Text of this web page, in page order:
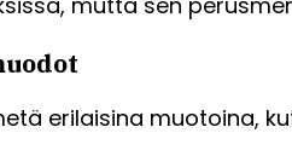
erilaisina muotoina,